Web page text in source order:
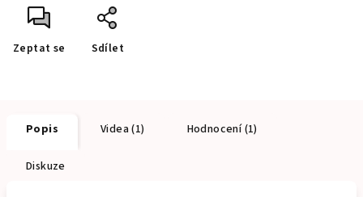
Zeptat se Sdílet
Popis Videa (1) Hodnocení (1)
Diskuze